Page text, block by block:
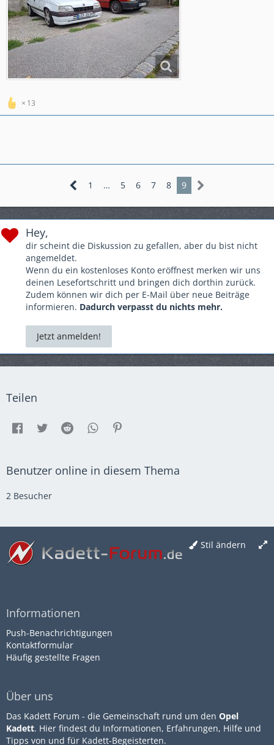
13
1 … 5 6 7 8 9
Hey,
dir scheint die Diskussion zu gefallen, aber du bist nicht
angemeldet.
Wenn du ein kostenloses Konto eröffnest merken wir uns
deinen Lesefortschritt und bringen dich dorthin zurück.
Zudem können wir dich per E-Mail über neue Beiträge
informieren. Dadurch verpasst du nichts mehr.
Jetzt anmelden!
Teilen
Benutzer online in diesem Thema
2 Besucher
Stil ändern
Informationen
Push-Benachrichtigungen
Kontaktformular
Häufig gestellte Fragen
Über uns
Das Kadett Forum - die Gemeinschaft rund um den Opel
Kadett. Hier findest du Informationen, Erfahrungen, Hilfe und
Tipps von und für Kadett-Begeisterten.